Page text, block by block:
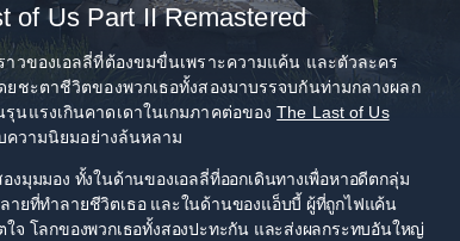
of Us Part II Remastered
าวของเอลลี่ที่ต้องขมขื่นเพราะความแค้น และตัวละคร
ยชะตาชีวิตของพวกเธอทั้งสองมาบรรจบกันท่ามกลางผลก
นแรงเกินคาดเดาในเกมภาคต่อของThe Last of Us
ความนิยมอย่างล้นหลาม
งมุมมอง ทั้งในด้านของเอลลี่ที่ออกเดินทางเพื่อหาอดีตกลุ่ม
ายที่ทำลายชีวิตเธอ และในด้านของแอ็บบี้ ผู้ที่ถูกไฟแค้น
ใจ โลกของพวกเธอทั้งสองปะทะกัน และส่งผลกระทบอันใหญ่